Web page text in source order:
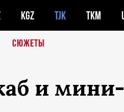
KGZ TJK TKM
СЮЖЕТЫ
и